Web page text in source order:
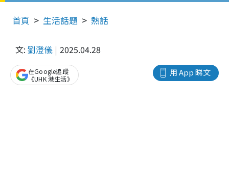
首頁 生活話題 熱話
文: 劉澄儀 2025.04.28
用 App 睇文
在Google追蹤
《UHK 港生活》